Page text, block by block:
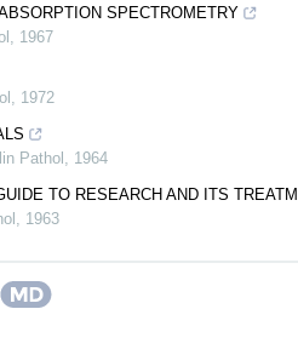
SPECTROMETRY
, 1967
, 1972
Pathol , 1964
TO RESEARCH AND ITS
, 1963